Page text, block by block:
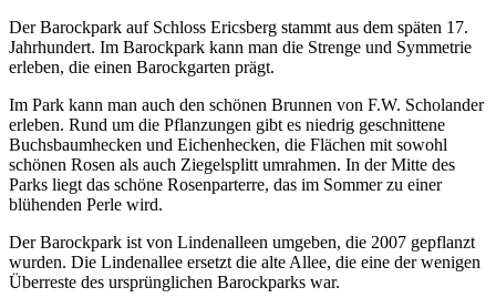
Der Barockpark auf Schloss Ericsberg stammt aus dem späten 17.
Jahrhundert. Im Barockpark kann man die Strenge und Symmetrie
erleben, die einen Barockgarten prägt.
Im Park kann man auch den schönen Brunnen von F.W. Scholander
erleben. Rund um die Pflanzungen gibt es niedrig geschnittene
Buchsbaumhecken und Eichenhecken, die Flächen mit sowohl
schönen Rosen als auch Ziegelsplitt umrahmen. In der Mitte des
Parks liegt das schöne Rosenparterre, das im Sommer zu einer
blühenden Perle wird.
Der Barockpark ist von Lindenalleen umgeben, die 2007 gepflanzt
wurden. Die Lindenallee ersetzt die alte Allee, die eine der wenigen
Überreste des ursprünglichen Barockparks war.